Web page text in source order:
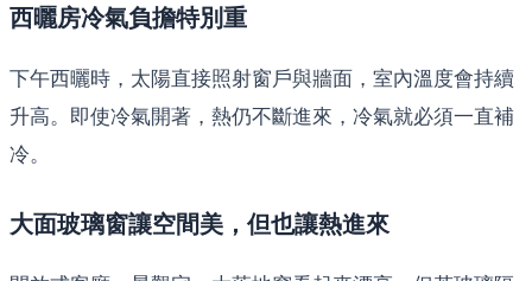
西曬房冷氣負擔特別重
下午西曬時，太陽直接照射窗戶與牆面，室內溫度會持續
升高。即使冷氣開著，熱仍不斷進來，冷氣就必須一直補
冷。
大面玻璃窗讓空間美，但也讓熱進來